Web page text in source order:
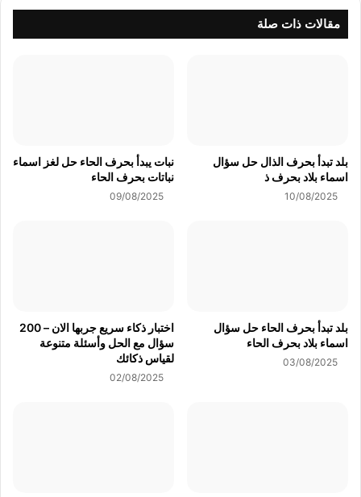
مقالات ذات صلة
بلد تبدأ بحرف الذال حل سؤال
اسماء بلاد بحرف ذ
10/08/2025
نبات يبدأ بحرف الحاء حل لغز اسماء
نباتات بحرف الحاء
09/08/2025
بلد تبدأ بحرف الحاء حل سؤال
اسماء بلاد بحرف الحاء
03/08/2025
اختبار ذكاء سريع جربها الان – 200
سؤال مع الحل وأسئلة متنوعة
لقياس ذكائك
02/08/2025